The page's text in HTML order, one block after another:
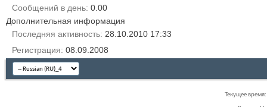
Сообщений в день 0.00
Дополнительная информация
Последняя активность 28.10.2010 17:33
Регистрация 08.09.2008
Текущее время: